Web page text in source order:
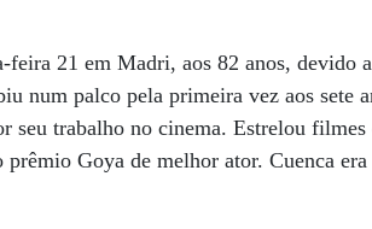
21 em Madri, aos 82 anos, devido
num palco pela primeira vez aos sete
seu trabalho no cinema. Estrelou
Goya de melhor ator. Cuenca